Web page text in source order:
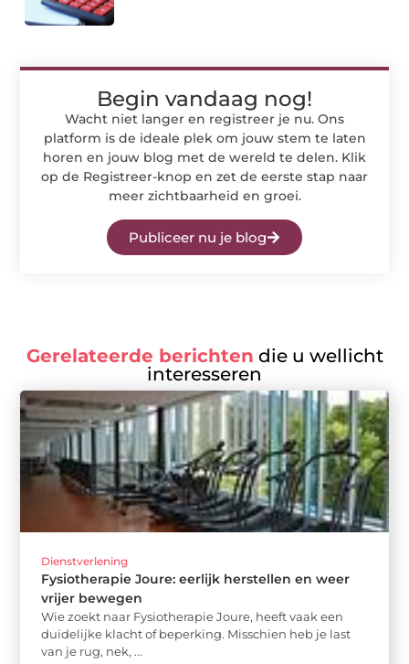
Begin vandaag nog!
Wacht niet langer en registreer je nu. Ons
platform is de ideale plek om jouw stem te laten
horen en jouw blog met de wereld te delen. Klik
op de Registreer-knop en zet de eerste stap naar
meer zichtbaarheid en groei.
Publiceer nu je blog
Gerelateerde berichten die u wellicht
interesseren
Dienstverlening
Fysiotherapie Joure: eerlijk herstellen en weer
vrijer bewegen
Wie zoekt naar Fysiotherapie Joure, heeft vaak een
duidelijke klacht of beperking. Misschien heb je last
van je rug, nek, ...